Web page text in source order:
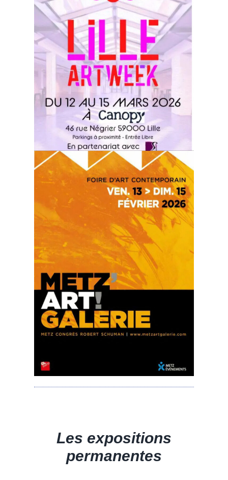
Les expositions
permanentes